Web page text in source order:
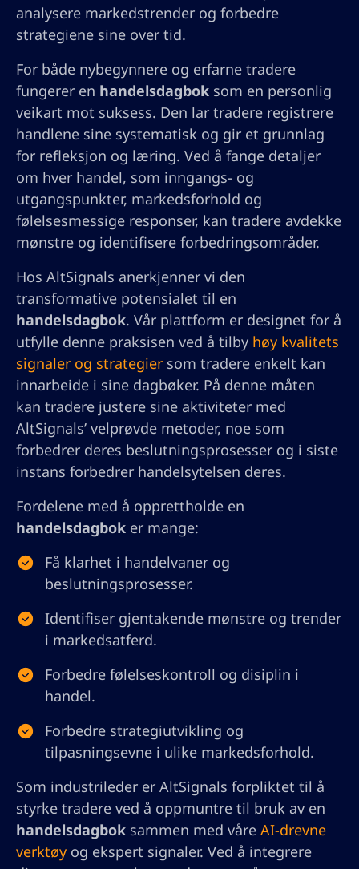
analysere markedstrender og forbedre
strategiene sine over tid.
For både nybegynnere og erfarne tradere
fungerer en handelsdagbok som en personlig
veikart mot suksess. Den lar tradere registrere
handlene sine systematisk og gir et grunnlag
for refleksjon og læring. Ved å fange detaljer
om hver handel, som inngangs- og
utgangspunkter, markedsforhold og
følelsesmessige responser, kan tradere avdekke
mønstre og identifisere forbedringsområder.
Hos AltSignals anerkjenner vi den
transformative potensialet til en
handelsdagbok. Vår plattform er designet for å
utfylle denne praksisen ved å tilby høy kvalitets
signaler og strategier som tradere enkelt kan
innarbeide i sine dagbøker. På denne måten
kan tradere justere sine aktiviteter med
AltSignals’ velprøvde metoder, noe som
forbedrer deres beslutningsprosesser og i siste
instans forbedrer handelsytelsen deres.
Fordelene med å opprettholde en
handelsdagbok er mange:
Få klarhet i handelvaner og
beslutningsprosesser.
Identifiser gjentakende mønstre og trender
i markedsatferd.
Forbedre følelseskontroll og disiplin i
handel.
Forbedre strategiutvikling og
tilpasningsevne i ulike markedsforhold.
Som industrileder er AltSignals forpliktet til å
styrke tradere ved å oppmuntre til bruk av en
handelsdagbok sammen med våre AI-drevne
verktøy og ekspert signaler. Ved å integrere